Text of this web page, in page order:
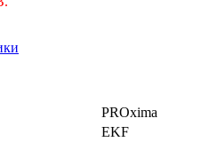
PROxima
EKF